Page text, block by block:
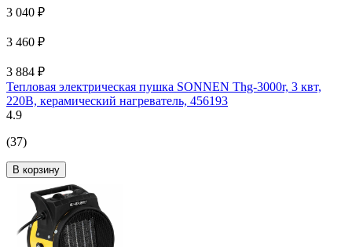
3 040 ₽
3 460 ₽
3 884 ₽
Тепловая электрическая пушка SONNEN Thg-3000r, 3 квт,
220В, керамический нагреватель, 456193
4.9
(37)
В корзину